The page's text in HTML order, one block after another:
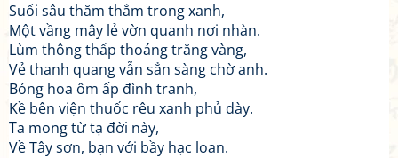
Suối sâu thăm thẳm trong xanh,
Một vầng mây lẻ vờn quanh nơi nhàn.
Lùm thông thấp thoáng trăng vàng,
Vẻ thanh quang vẫn sẳn sàng chờ anh.
Bóng hoa ôm ấp đình tranh,
Kề bên viện thuốc rêu xanh phủ dày.
Ta mong từ tạ đời này,
Về Tây sơn, bạn với bầy hạc loan.